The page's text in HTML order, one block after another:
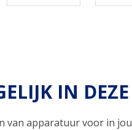
IN
van apparatuur voor in